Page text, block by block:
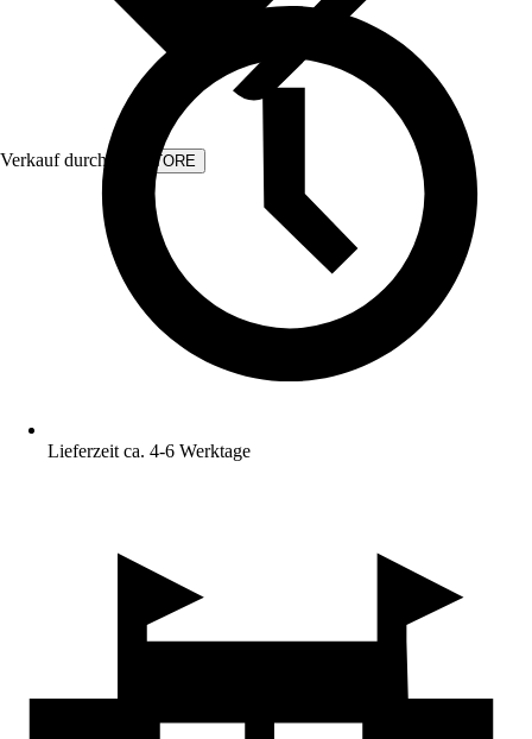
Verkauf durch: KVSTORE
Lieferzeit ca. 4-6 Werktage